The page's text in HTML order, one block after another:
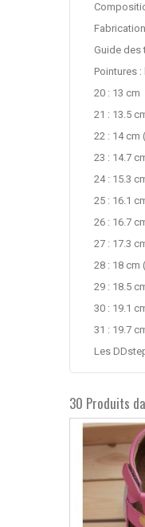
Guide des
Pointures
20 : 13 cm
21 : 13.5
22 : 14 cm
23 : 14.7
24 : 15.3
25 : 16.1
26 : 16.7
27 : 17.3
28 : 18 cm
29 : 18.5
30 : 19.1
31 : 19.7
Les
30 Produits